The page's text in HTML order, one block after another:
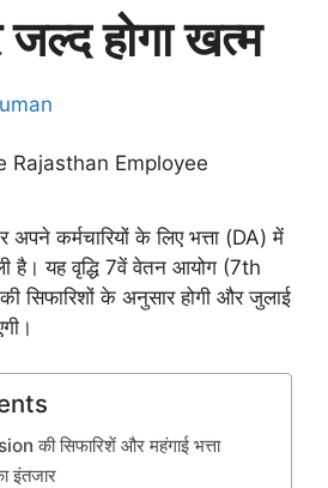
होगा खत्म
अपने कर्मचारियों के लिए भत्ता (DA) में
है। यह वृद्धि 7वें वेतन आयोग (7th
सिफारिशों के अनुसार होगी और जुलाई
की सिफारिशें और महंगाई भत्ता
इंतजार